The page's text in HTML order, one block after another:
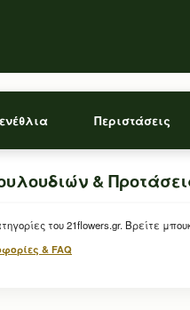
Περιστάσεις
&
του 21flowers.gr. Βρείτε
& FAQ